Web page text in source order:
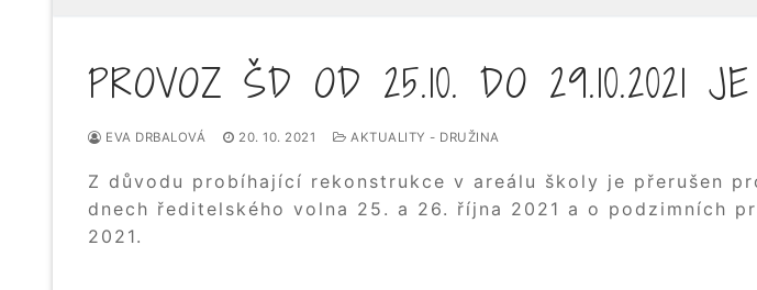
PROVOZ ŠD OD 25.10. DO 29.10.2021
EVA DRBALOVÁ 20. 10. 2021 AKTUALITY - DRUŽINA
Z důvodu probíhající rekonstrukce v areálu školy je přerušen
dnech ředitelského volna 25. a 26. října 2021 a o podzimních
2021.